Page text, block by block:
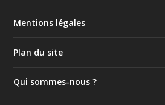
Mentions légales
Plan du site
Qui sommes-nous ?